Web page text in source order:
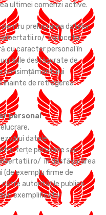
ultimei comenzi active.
prelucrarea datelor
va înceta
cu caracter personal în
desfășurate de
consimțământului
înainte de retragerea
personal
datele
terțe persoane sau
în desfășurarea
exemplu firme de
către autoritățile publice
exemplificativ